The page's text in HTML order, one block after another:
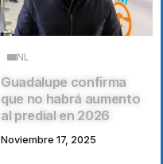
NL
Guadalupe confirma
que no habrá aumento
al predial en 2026
Noviembre 17, 2025